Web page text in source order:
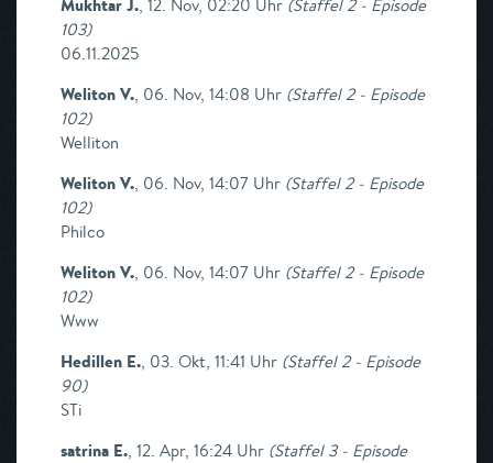
Mukhtar J., 12. Nov, 02:20 Uhr (Staffel 2 - Episode
103)
06.11.2025
Weliton V., 06. Nov, 14:08 Uhr (Staffel 2 - Episode
102)
Welliton
Weliton V., 06. Nov, 14:07 Uhr (Staffel 2 - Episode
102)
Philco
Weliton V., 06. Nov, 14:07 Uhr (Staffel 2 - Episode
102)
Www
Hedillen E., 03. Okt, 11:41 Uhr (Staffel 2 - Episode
90)
STi
satrina E., 12. Apr, 16:24 Uhr (Staffel 3 - Episode